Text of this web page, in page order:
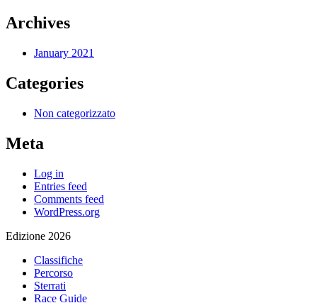
Archives
January 2021
Categories
Non categorizzato
Meta
Log in
Entries feed
Comments feed
WordPress.org
Edizione 2026
Classifiche
Percorso
Sterrati
Race Guide